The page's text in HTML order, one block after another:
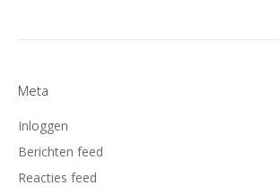
Meta
Inloggen
Berichten feed
Reacties feed